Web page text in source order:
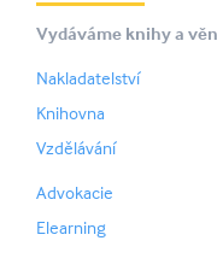
Vydáváme knihy a
Nakladatelství
Knihovna
Vzdělávání
Advokacie
Elearning